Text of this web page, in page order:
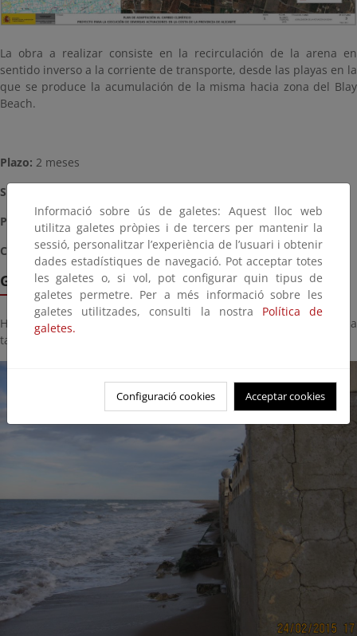
La obra a realizar consiste en la recirculación de la arena en
sentido inverso a la corriente de transporte, desde las playas en la
que se produce la acumulación de la misma hacia zona del Blay
Beach.
Plazo: 2 meses
Situación:
Presupuesto aproximado
: 36.000,00 €
Coordenadas : 247.012,00 E, 4.304.751,00 N (31 S)
Galería de imágenes
Haga click sobre la imagen para ver la galería del proyecto a
tamaño completo:
Informació sobre ús de galetes: Aquest lloc web
utilitza galetes pròpies i de tercers per mantenir la
sessió, personalitzar l’experiència de l’usuari i obtenir
dades estadístiques de navegació. Pot acceptar totes
les galetes o, si vol, pot configurar quin tipus de
galetes permetre. Per a més informació sobre les
galetes utilitzades, consulti la nostra Política de
galetes.
Configuració cookies Acceptar cookies